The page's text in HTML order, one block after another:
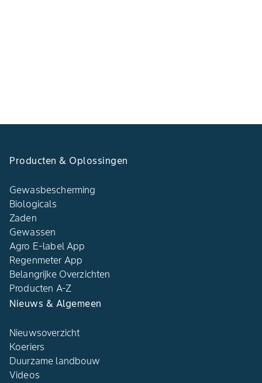
Producten & Oplossingen
Gewasbescherming
Biologicals
Zaden
Gewassen
Agro E-label App
Regenmeter App
Belangrijke Overzichten
Producten A-Z
Nieuws & Algemeen
Nieuwsoverzicht
Koeriers
Duurzame landbouw
Videos